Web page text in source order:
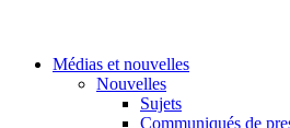
Médias et nouvelles
Nouvelles
Sujets
Communiqués de